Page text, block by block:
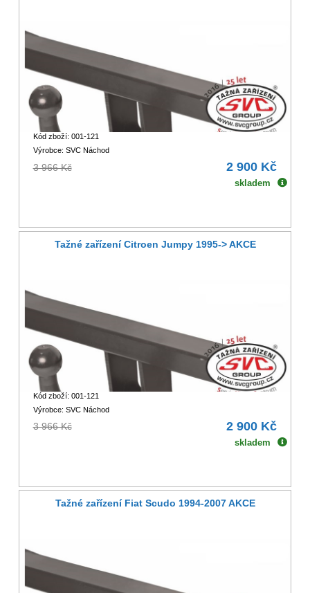
Kód zboží: 001-121
Výrobce: SVC Náchod
3 966 Kč 2 900 Kč
skladem
Tažné zařízení Citroen Jumpy 1995-> AKCE
Kód zboží: 001-121
Výrobce: SVC Náchod
3 966 Kč 2 900 Kč
skladem
Tažné zařízení Fiat Scudo 1994-2007 AKCE